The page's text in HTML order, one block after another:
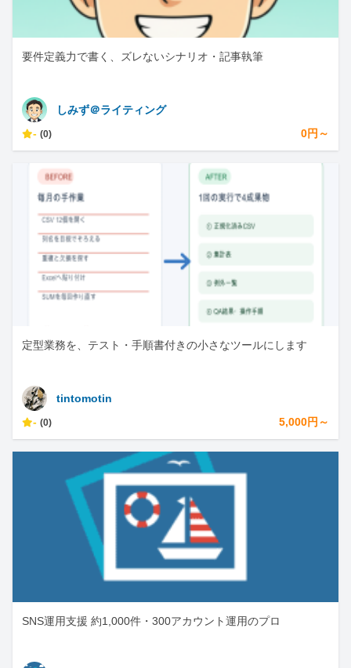
要件定義力で書く、ズレないシナリオ・記事執筆
しみず＠ライティング
- (0) 0円～
定型業務を、テスト・手順書付きの小さなツールにします
tintomotin
- (0) 5,000円～
SNS運用支援 約1,000件・300アカウント運用のプロ